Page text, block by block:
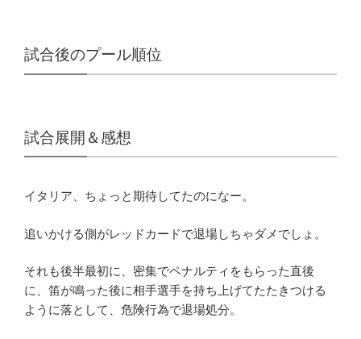
試合後のプール順位
試合展開＆感想
イタリア、ちょっと期待してたのになー。
追いかける側がレッドカードで退場しちゃダメでしょ。
それも後半最初に、密集でペナルティをもらった直後
に、笛が鳴った後に相手選手を持ち上げてたたきつける
ように落として、危険行為で退場処分。